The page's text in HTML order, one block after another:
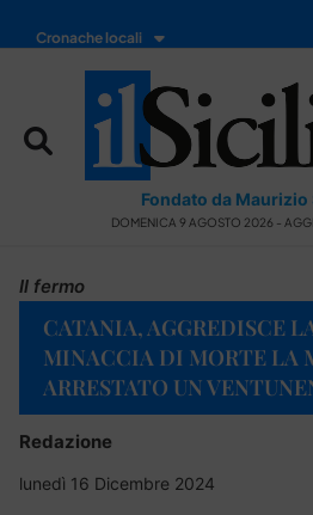
Cronache locali
Fondato da Maurizio
DOMENICA 9 AGOSTO 2026 -
Il fermo
CATANIA, AGGREDISCE
MINACCIA DI MORTE LA
ARRESTATO UN
Redazione
lunedì 16 Dicembre 2024